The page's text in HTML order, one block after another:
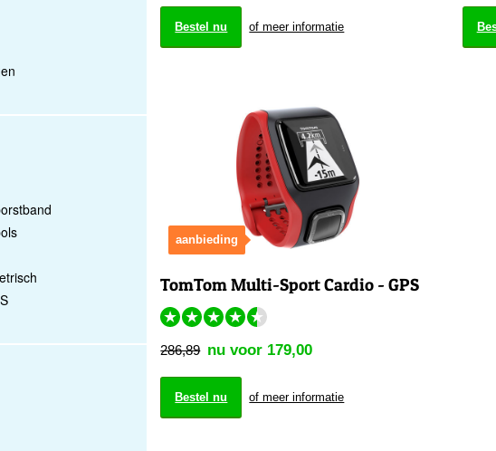
Bestel nu of meer informatie
aanbieding
TomTom Multi-Sport Cardio - GPS
★ ★ ★ ★ ★
286,89 nu voor 179,00
Bestel nu of meer informatie